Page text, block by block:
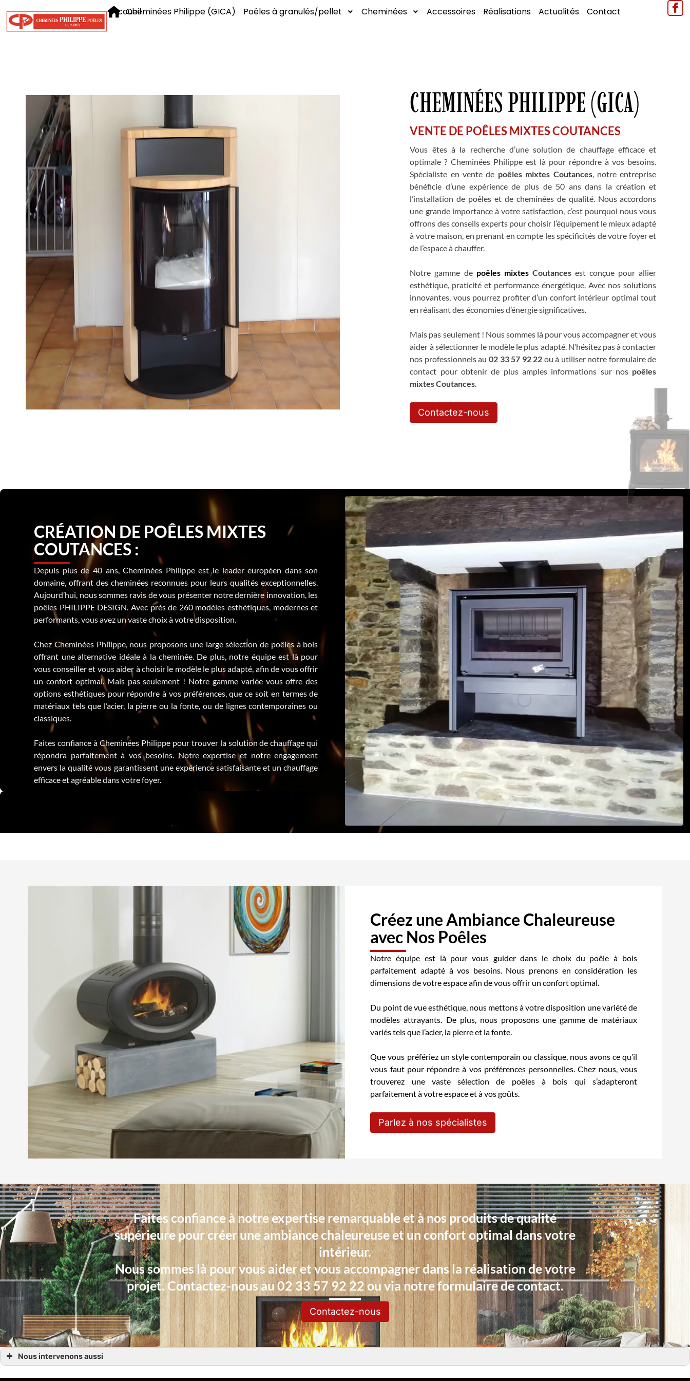
AccueilCheminées Philippe (GICA) Poêles à granulés/pellet Cheminées Accessoires Réalisations Actualités Contact
CHEMINÉES PHILIPPE (GICA)
VENTE DE POÊLES MIXTES COUTANCES
Vous êtes à la recherche d’une solution de chauffage efficace et
optimale ? Cheminées Philippe est là pour répondre à vos besoins.
Spécialiste en vente de poêles mixtes Coutances, notre entreprise
bénéficie d’une expérience de plus de 50 ans dans la création et
l’installation de poêles et de cheminées de qualité. Nous accordons
une grande importance à votre satisfaction, c’est pourquoi nous vous
offrons des conseils experts pour choisir l’équipement le mieux adapté
à votre maison, en prenant en compte les spécificités de votre foyer et
de l’espace à chauffer.
Notre gamme de poêles mixtesCoutancesest conçue pour allier
esthétique, praticité et performance énergétique. Avec nos solutions
innovantes, vous pourrez profiter d’un confort intérieur optimal tout
en réalisant des économies d’énergie significatives.
Mais pas seulement ! Nous sommes là pour vous accompagner et vous
aider à sélectionner le modèle le plus adapté. N’hésitez pas à contacter
nos professionnels au 02 33 57 92 22 ou à utiliser notre formulaire de
contact pour obtenir de plus amples informations sur nos poêles
mixtes Coutances.
Contactez-nous
CRÉATION DE POÊLES MIXTES
COUTANCES :
Depuis plus de 40 ans, Cheminées Philippe est le leader européen dans son
domaine, offrant des cheminées reconnues pour leurs qualités exceptionnelles.
Aujourd’hui, nous sommes ravis de vous présenter notre dernière innovation, les
poêles PHILIPPE DESIGN. Avec près de 260 modèles esthétiques, modernes et
performants, vous avez un vaste choix à votre disposition.
Chez Cheminées Philippe, nous proposons une large sélection de poêles à bois
offrant une alternative idéale à la cheminée. De plus, notre équipe est là pour
vous conseiller et vous aider à choisir le modèle le plus adapté, afin de vous offrir
un confort optimal. Mais pas seulement ! Notre gamme variée vous offre des
options esthétiques pour répondre à vos préférences, que ce soit en termes de
matériaux tels que l’acier, la pierre ou la fonte, ou de lignes contemporaines ou
classiques.
Faites confiance à Cheminées Philippe pour trouver la solution de chauffage qui
répondra parfaitement à vos besoins. Notre expertise et notre engagement
envers la qualité vous garantissent une expérience satisfaisante et un chauffage
efficace et agréable dans votre foyer.
Créez une Ambiance Chaleureuse
avec Nos Poêles
Notre équipe est là pour vous guider dans le choix du poêle à bois
parfaitement adapté à vos besoins. Nous prenons en considération les
dimensions de votre espace afin de vous offrir un confort optimal.
Du point de vue esthétique, nous mettons à votre disposition une variété de
modèles attrayants. De plus, nous proposons une gamme de matériaux
variés tels que l’acier, la pierre et la fonte.
Que vous préfériez un style contemporain ou classique, nous avons ce qu’il
vous faut pour répondre à vos préférences personnelles. Chez nous, vous
trouverez une vaste sélection de poêles à bois qui s’adapteront
parfaitement à votre espace et à vos goûts.
Parlez à nos spécialistes
Faites confiance à notre expertise remarquable et à nos produits de qualité
supérieure pour créer une ambiance chaleureuse et un confort optimal dans votre
intérieur.
Nous sommes là pour vous aider et vous accompagner dans la réalisation de votre
projet. Contactez-nous au 02 33 57 92 22 ou via notre formulaire de contact.
Contactez-nous
Nous intervenons aussi
Poêles mixtes Avranches